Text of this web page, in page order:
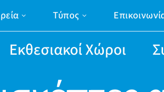
Τύπος
Εκθεσιακοί Χώροι